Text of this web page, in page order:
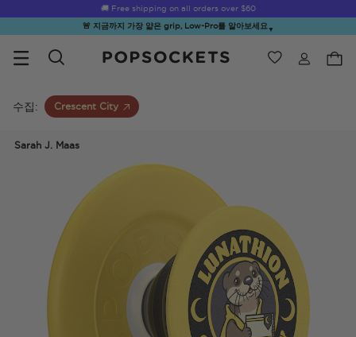
🚚 Free shipping on all orders over $60
Summer Sendoff Sale is on 🚨 Up to 60% off
🚨 지금까지 가장 얇은 grip, Low-Pro를 알아보세요▼
위시리스트
Sugar Rush
수집: Crescent City
Sarah J. Maas